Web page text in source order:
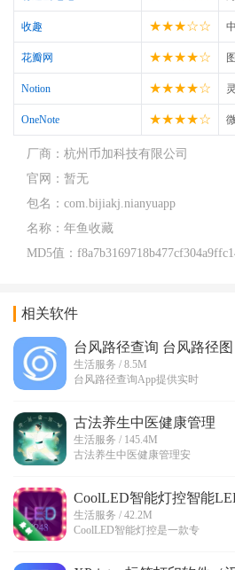
收趣 ★★★☆☆
花瓣网 ★★★★☆
Notion ★★★★☆
OneNote ★★★★☆
厂商： 杭州币加科技有限公司
官网： 暂无
包名： com.bijiakj.nianyuapp
名称： 年鱼收藏
MD5值：
相关软件
台风路径查询 台风路径图
生活服务 / 8.5M
台风路径查询App提供实时
古法养生中医健康管理
生活服务 / 145.4M
古法养生中医健康管理安
CoolLED智能灯控智能
生活服务 / 42.2M
CoolLED智能灯控是一款专